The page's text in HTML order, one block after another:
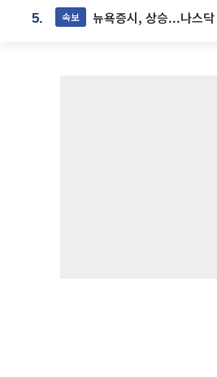
5. 속보 뉴욕증시, 상승...나스